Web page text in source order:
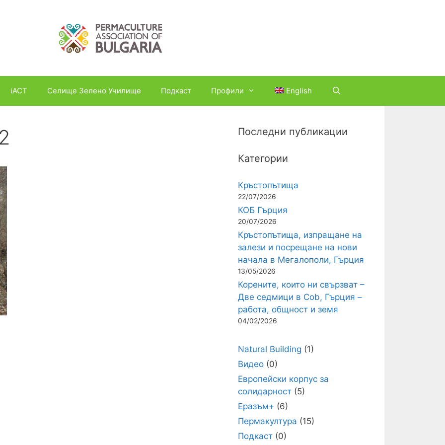
iACT Селище Зелено Училище Подкаст Профили English
Последни публикации
Категории
Кръстопътища
22/07/2026
КОБ Гърция
20/07/2026
Кръстопътища, изпращане на
залези и посрещане на нови
начала в Мегалополи, Гърция
13/05/2026
Корените, които ни свързват –
Две седмици в Cob, Гърция –
работа, общност и земя
04/02/2026
Natural Building (1)
Видео (0)
Европейски корпус за
солидарност (5)
Еразъм+ (6)
Пермакултура (15)
Подкаст (0)